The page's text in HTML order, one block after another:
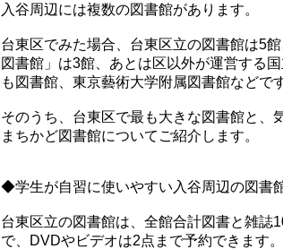
入谷周辺には複数の図書館があります。
台東区でみた場合、台東区立の図書館は5
図書館」は3館、あとは区以外が運営する
も図書館、東京藝術大学附属図書館などです
そのうち、台東区で最も大きな図書館と、
まちかど図書館についてご紹介します。
◆学生が自習に使いやすい入谷周辺の図書
台東区立の図書館は、全館合計図書と雑誌
で、DVDやビデオは2点まで予約できます。